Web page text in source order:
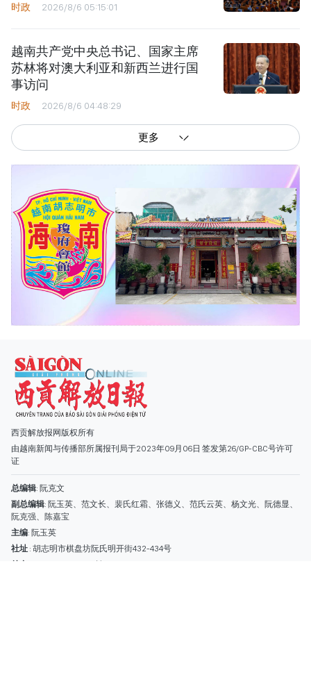
时政 2026/8/6 05:15:01
越南共产党中央总书记、国家主席
苏林将对澳大利亚和新西兰进行国
事访问
时政 2026/8/6 04:48:29
更多
西贡解放报网版权所有
由越南新闻与传播部所属报刊局于2023年09月06日 签发第26/GP-CBC号许可
副总编辑: 阮玉英、范文长、裴氏红霜、张德义、范氏云英、杨文光、阮德显、
阮克强、陈嘉宝
主编: 阮玉英
社址: 胡志明市棋盘坊阮氏明开街432-434号
总台: (028) 39294091 - 转 060
热线: 096.558.1888
编辑部: (028) 39294092 - 转 060
电子信箱
广告部
(028) 38334185
quangcaohoavan09@gmail.com;